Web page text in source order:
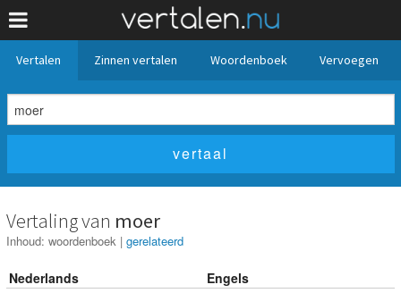
Vertalen Zinnen vertalen Woordenboek Vervoegen
Vertaling van moer
Inhoud: woordenboek | gerelateerd
Nederlands
Engels